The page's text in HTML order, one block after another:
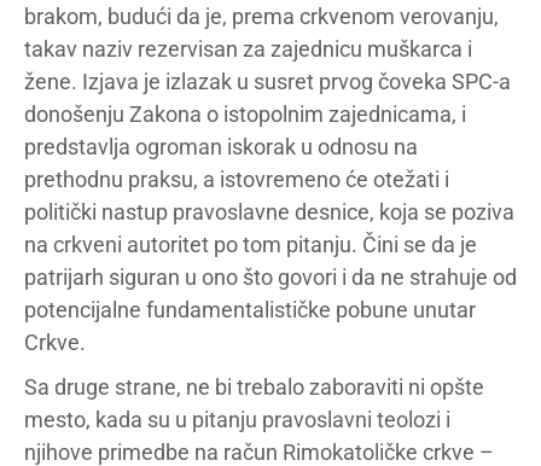
brakom, budući da je, prema crkvenom verovanju,
takav naziv rezervisan za zajednicu muškarca i
žene. Izjava je izlazak u susret prvog čoveka SPC-a
donošenju Zakona o istopolnim zajednicama, i
predstavlja ogroman iskorak u odnosu na
prethodnu praksu, a istovremeno će otežati i
politički nastup pravoslavne desnice, koja se poziva
na crkveni autoritet po tom pitanju. Čini se da je
patrijarh siguran u ono što govori i da ne strahuje od
potencijalne fundamentalističke pobune unutar
Crkve.
Sa druge strane, ne bi trebalo zaboraviti ni opšte
mesto, kada su u pitanju pravoslavni teolozi i
njihove primedbe na račun Rimokatoličke crkve –